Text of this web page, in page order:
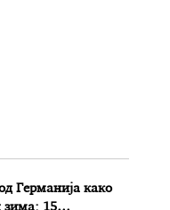
Германија како
зима: 15